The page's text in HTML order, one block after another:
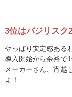
3位はバジリスク2
やっぱり安定感ある
導入開始から余裕で
メーカーさん、宵越
よ！